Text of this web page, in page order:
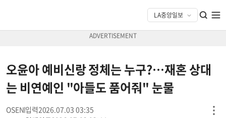
오윤아 예비신랑 정체는 누구?…재혼 상대
는 비연예인 "아들도 품어줘" 눈물
OSEN
2026.07.03 03:35